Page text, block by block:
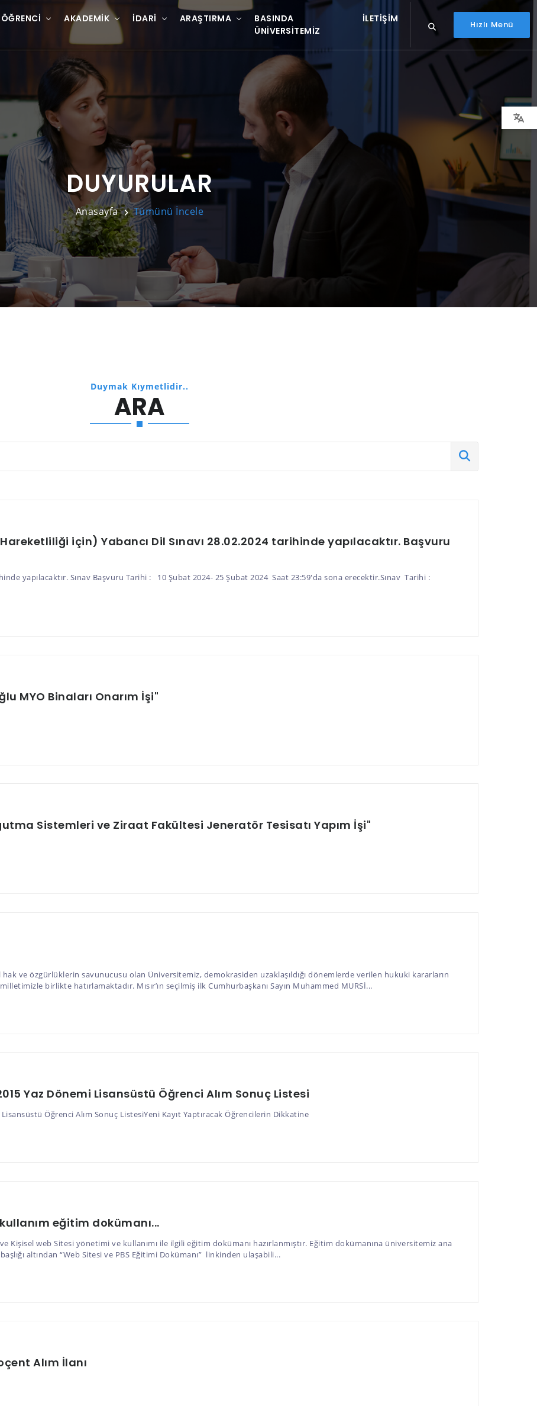
ÖĞRENCI AKADEMIK İDARI ARAŞTIRMA
BASINDA
ÜNIVERSITEMIZ
İLETIŞIM
Hızlı Menü
DUYURULAR
Anasayfa Tümünü İncele
Duymak Kıymetlidir..
ARA
için) Yabancı Dil Sınavı 28.02.2024 tarihinde yapılacaktır. Başvuru
yapılacaktır. Sınav Başvuru Tarihi : 10 Şubat 2024- 25 Şubat 2024 Saat 23:59'da sona erecektir.Sınav Tarihi :
MYO Binaları Onarım İşi"
Sistemleri ve Ziraat Fakültesi Jeneratör Tesisatı Yapım İşi"
hak ve özgürlüklerin savunucusu olan Üniversitemiz, demokrasiden uzaklaşıldığı dönemlerde verilen hukuki kararların
birlikte hatırlamaktadır. Mısır’ın seçilmiş ilk Cumhurbaşkanı Sayın Muhammed MURSİ...
Yaz Dönemi Lisansüstü Öğrenci Alım Sonuç Listesi
Öğrenci Alım Sonuç ListesiYeni Kayıt Yaptıracak Öğrencilerin Dikkatine
eğitim dokümanı...
Kişisel web Sitesi yönetimi ve kullanımı ile ilgili eğitim dokümanı hazırlanmıştır. Eğitim dokümanına üniversitemiz ana
altından “Web Sitesi ve PBS Eğitimi Dokümanı” linkinden ulaşabili...
Alım İlanı